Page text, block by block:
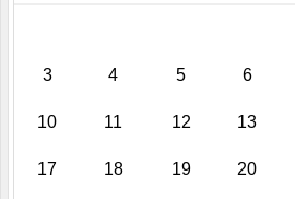
3 4 5 6
10 11 12 13
17 18 19 20